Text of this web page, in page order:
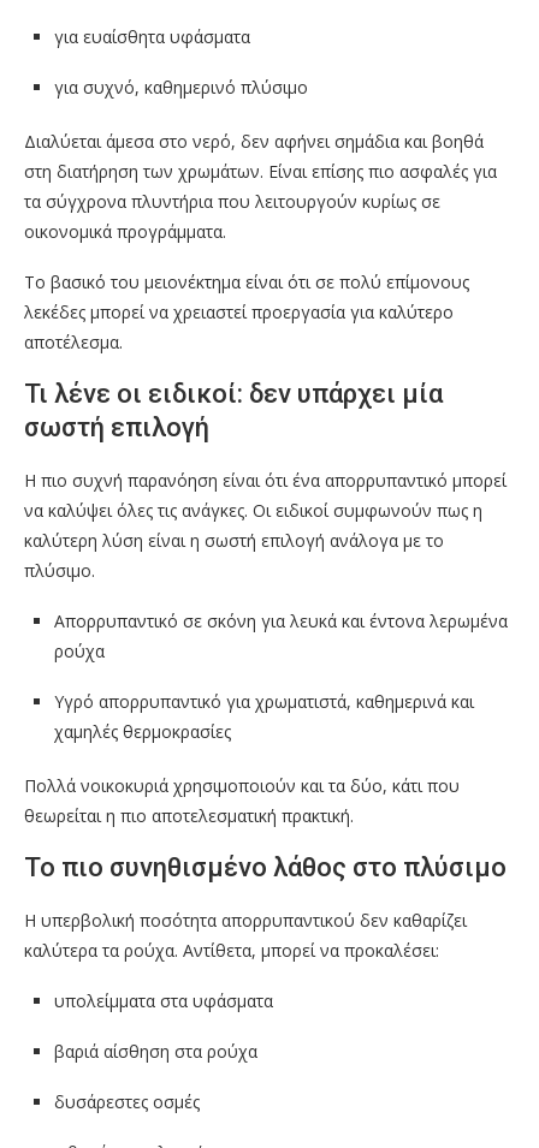
για ευαίσθητα υφάσματα
για συχνό, καθημερινό πλύσιμο
Διαλύεται άμεσα στο νερό, δεν αφήνει σημάδια και βοηθά
στη διατήρηση των χρωμάτων. Είναι επίσης πιο ασφαλές για
τα σύγχρονα πλυντήρια που λειτουργούν κυρίως σε
οικονομικά προγράμματα.
Το βασικό του μειονέκτημα είναι ότι σε πολύ επίμονους
λεκέδες μπορεί να χρειαστεί προεργασία για καλύτερο
αποτέλεσμα.
Τι λένε οι ειδικοί: δεν υπάρχει μία
σωστή επιλογή
Η πιο συχνή παρανόηση είναι ότι ένα απορρυπαντικό μπορεί
να καλύψει όλες τις ανάγκες. Οι ειδικοί συμφωνούν πως η
καλύτερη λύση είναι η σωστή επιλογή ανάλογα με το
πλύσιμο.
Απορρυπαντικό σε σκόνη για λευκά και έντονα λερωμένα
ρούχα
Υγρό απορρυπαντικό για χρωματιστά, καθημερινά και
χαμηλές θερμοκρασίες
Πολλά νοικοκυριά χρησιμοποιούν και τα δύο, κάτι που
θεωρείται η πιο αποτελεσματική πρακτική.
Το πιο συνηθισμένο λάθος στο πλύσιμο
Η υπερβολική ποσότητα απορρυπαντικού δεν καθαρίζει
καλύτερα τα ρούχα. Αντίθετα, μπορεί να προκαλέσει:
υπολείμματα στα υφάσματα
βαριά αίσθηση στα ρούχα
δυσάρεστες οσμές